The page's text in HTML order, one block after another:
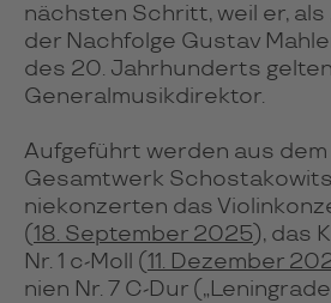
nächs­ten Schritt, weil er, als
der Nach­folge Gus­tav
des 20. Jahr­hun­derts gel­ten
Gene­ral­mu­sik­di­rek­tor.
Auf­ge­führt wer­den aus
Gesamt­werk
nie­kon­zer­ten das
( 18. Sep­tem­ber 2025 ), das
Nr. 1 c-Moll ( 11. De­zem­ber
nien Nr. 7 C-Dur